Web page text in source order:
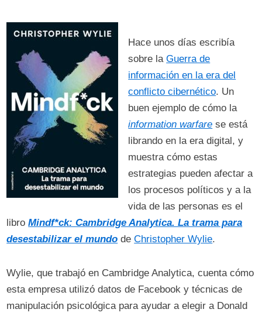
Hace unos días escribía
sobre laGuerra de
información en la era del
conflicto cibernético. Un
buen ejemplo de cómo la
information warfare se está
librando en la era digital, y
muestra cómo estas
estrategias pueden afectar a
los procesos políticos y a la
vida de las personas es el
libroMindf*ck: Cambridge Analytica. La trama para
desestabilizar el mundo deChristopher Wylie.
Wylie, que trabajó en Cambridge Analytica, cuenta cómo
esta empresa utilizó datos de Facebook y técnicas de
manipulación psicológica para ayudar a elegir a Donald